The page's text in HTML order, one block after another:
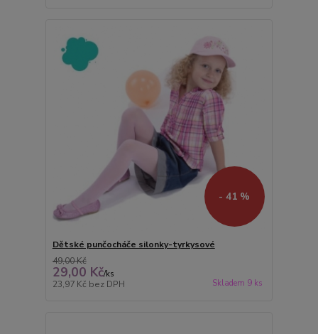
- 41 %
Dětské punčocháče silonky-tyrkysové
49,00 Kč
29,00 Kč/ks
23,97 Kč bez DPH Skladem 9 ks